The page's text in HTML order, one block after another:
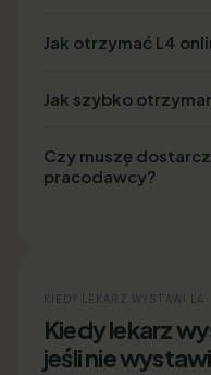
Jak otrzymać L4
Jak szybko
Czy muszę
pracodawcy?
KIEDY LEKARZ WYSTAWI L4
Kiedy lekarz
jeśli nie wystawi